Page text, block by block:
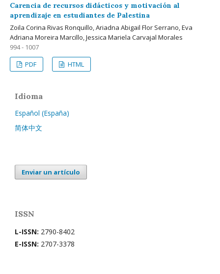
Carencia de recursos didácticos y motivación al
aprendizaje en estudiantes de Palestina
Zoila Corina Rivas Ronquillo, Ariadna Abigail Flor Serrano, Eva
Adriana Moreira Marcillo, Jessica Mariela Carvajal Morales
994 - 1007
PDF
HTML
Idioma
Español (España)
简体中文
Enviar un artículo
ISSN
L-ISSN: 2790-8402
E-ISSN: 2707-3378